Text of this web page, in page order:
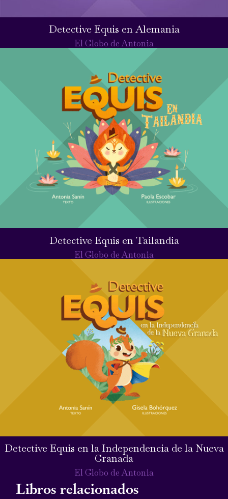
Detective Equis en Alemania
El Globo de Antonia
Detective Equis en Tailandia
El Globo de Antonia
Detective Equis en la Independencia de la Nueva
Granada
El Globo de Antonia
Libros relacionados